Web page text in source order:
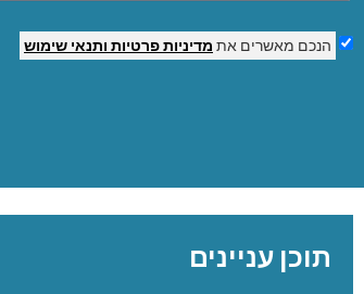
הנכם מאשרים את מדיניות פרטיות ותנאי שימוש
תוכן עניינים